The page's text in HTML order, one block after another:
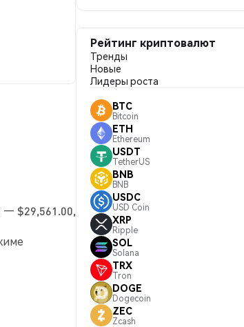
— $29,561.00,
Рейтинг криптовалют
Тренды
Новые
Лидеры роста
BTC
Bitcoin
ETH
Ethereum
USDT
TetherUS
BNB
BNB
USDC
USD Coin
XRP
Ripple
SOL
Solana
TRX
Tron
DOGE
Dogecoin
ZEC
Zcash